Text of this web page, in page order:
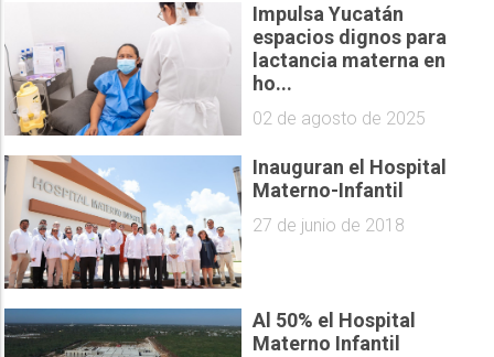
Impulsa Yucatán
espacios dignos para
lactancia materna en
ho...
02 de agosto de 2025
Inauguran el Hospital
Materno-Infantil
27 de junio de 2018
Al 50% el Hospital
Materno Infantil